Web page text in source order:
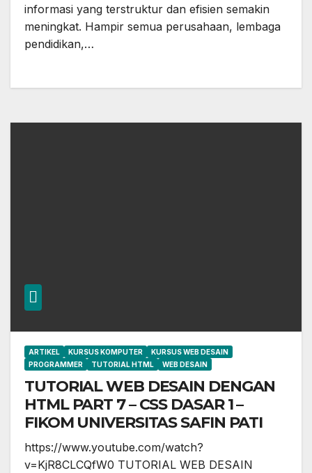
informasi yang terstruktur dan efisien semakin
meningkat. Hampir semua perusahaan, lembaga
pendidikan,…
ARTIKEL KURSUS KOMPUTER
KURSUS WEB DESAIN
PROGRAMMER
TUTORIAL HTML WEB DESAIN
TUTORIAL WEB DESAIN DENGAN
HTML PART 7 – CSS DASAR 1 –
FIKOM UNIVERSITAS SAFIN PATI
https://www.youtube.com/watch?
v=KjR8CLCQfW0 TUTORIAL WEB DESAIN